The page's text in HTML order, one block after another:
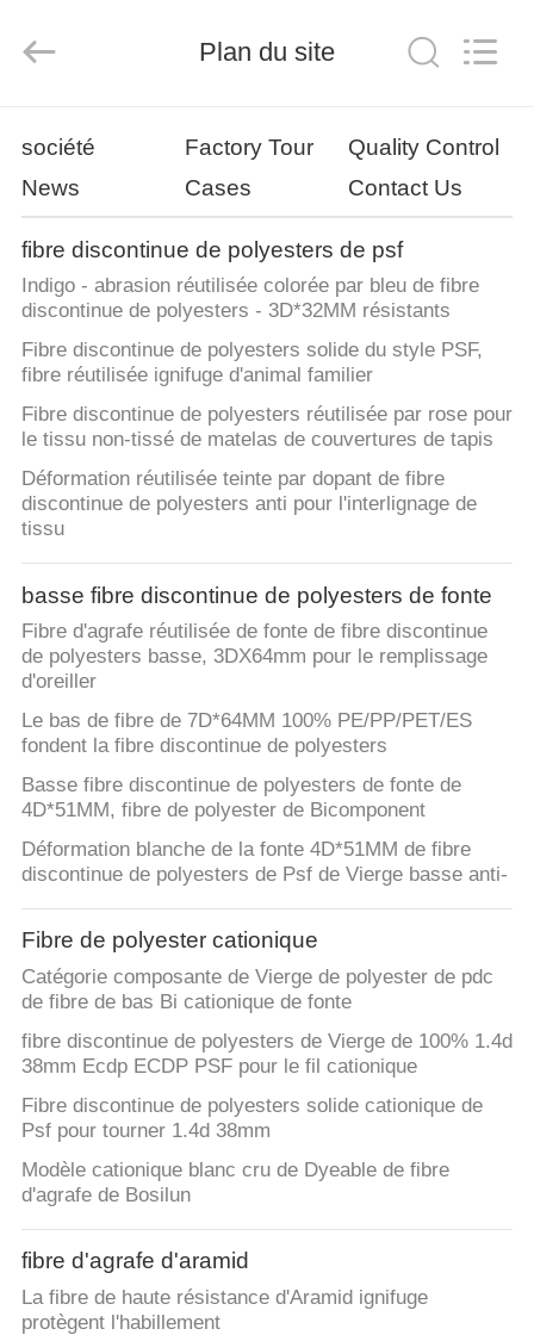
PRODUITS
VIDÉOS
AU
SUJET
DE
NOUS
VISITE
D'USINE
CONTRÔLE
DE
QUALITÉ
CONTACTEZ-
NOUS
NOUVELLES
CAS
PLAN
DU
SITE
PRIVACY
POLICY
AZURE
IMP&EXP
Plan du site
société Factory Tour
Quality Control
News
Cases Contact Us
fibre discontinue de polyesters de psf
Indigo - abrasion réutilisée colorée par bleu de fibre
discontinue de polyesters - 3D*32MM résistants
Fibre discontinue de polyesters solide du style PSF,
fibre réutilisée ignifuge d'animal familier
Fibre discontinue de polyesters réutilisée par rose pour
le tissu non-tissé de matelas de couvertures de tapis
Déformation réutilisée teinte par dopant de fibre
discontinue de polyesters anti pour l'interlignage de
tissu
basse fibre discontinue de polyesters de fonte
Fibre d'agrafe réutilisée de fonte de fibre discontinue
de polyesters basse, 3DX64mm pour le remplissage
d'oreiller
Le bas de fibre de 7D*64MM 100% PE/PP/PET/ES
fondent la fibre discontinue de polyesters
Basse fibre discontinue de polyesters de fonte de
4D*51MM, fibre de polyester de Bicomponent
Déformation blanche de la fonte 4D*51MM de fibre
discontinue de polyesters de Psf de Vierge basse anti-
Fibre de polyester cationique
Catégorie composante de Vierge de polyester de pdc
de fibre de bas Bi cationique de fonte
fibre discontinue de polyesters de Vierge de 100% 1.4d
38mm Ecdp ECDP PSF pour le fil cationique
Fibre discontinue de polyesters solide cationique de
Psf pour tourner 1.4d 38mm
Modèle cationique blanc cru de Dyeable de fibre
d'agrafe de Bosilun
fibre d'agrafe d'aramid
La fibre de haute résistance d'Aramid ignifuge
protègent l'habillement